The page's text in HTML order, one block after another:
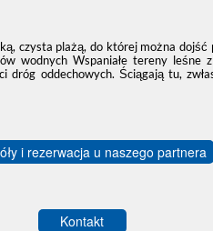
czysta plażą, do której można
wodnych Wspaniałe tereny leśne
oddechowych. Ściągają tu,
i rezerwacja u naszego partnera
Kontakt